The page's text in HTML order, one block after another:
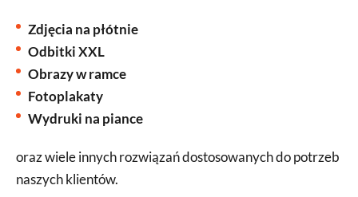
Zdjęcia na płótnie
Odbitki XXL
Obrazy w ramce
Fotoplakaty
Wydruki na piance
oraz wiele innych rozwiązań dostosowanych do potrzeb
naszych klientów.